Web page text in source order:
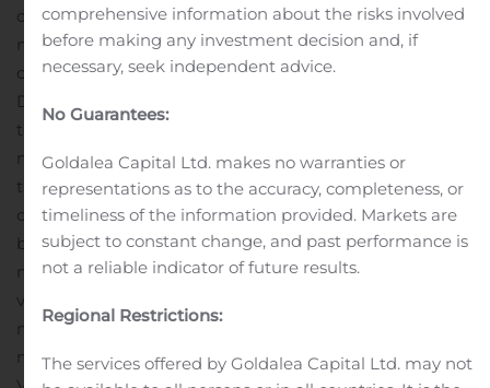
organisaties en streeft ernaar ICT weer menselijk te
maken. Dit alles onder het bedrijfsmotto ‘New
challenges, new ideas’.Over Gfi
De Gfi Group is actief in meer dan 20 landen en is een
toonaangevende provider van IT-diensten en software
met meerwaarde. Met zijn vele specialiteiten neemt Gfi
tussen wereldbedrijven en niche-entiteiten een
onderscheidende strategische positie in. De Group
bedient haar klanten met een unieke combinatie van
nabijheid, sectorgebaseerde organisatie en oplossingen
van industriële kwaliteit. In 2018 genereerde de Group
met meer dan 19.500 medewerkers een omzet van 1.395
miljoen euro.
comprehensive information about the risks involved
before making any investment decision and, if
necessary, seek independent advice.
No Guarantees:
Goldalea Capital Ltd. makes no warranties or
representations as to the accuracy, completeness, or
timeliness of the information provided. Markets are
subject to constant change, and past performance is
not a reliable indicator of future results.
Regional Restrictions:
The services offered by Goldalea Capital Ltd. may not